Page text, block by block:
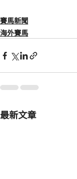
賽馬新聞
海外賽馬
最新文章